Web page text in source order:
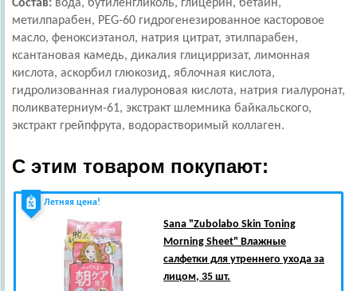
Состав: вода, бутиленгликоль, глицерин, бетаин,
метилпарабен, PEG-60 гидрогенезированное касторовое
масло, феноксиэтанол, натрия цитрат, этилпарабен,
ксантановая камедь, дикалия глицирризат, лимонная
кислота, аскорбил глюкозид, яблочная кислота,
гидролизованная гиалуроновая кислота, натрия гиалуронат,
поликватерниум-61, экстракт шлемника байкальского,
экстракт грейпфрута, водорастворимый коллаген.
С этим товаром покупают:
Летняя цена!
Sana "Zubolabo Skin Toning
Morning Sheet" Влажные
салфетки для утреннего ухода за
лицом, 35 шт.